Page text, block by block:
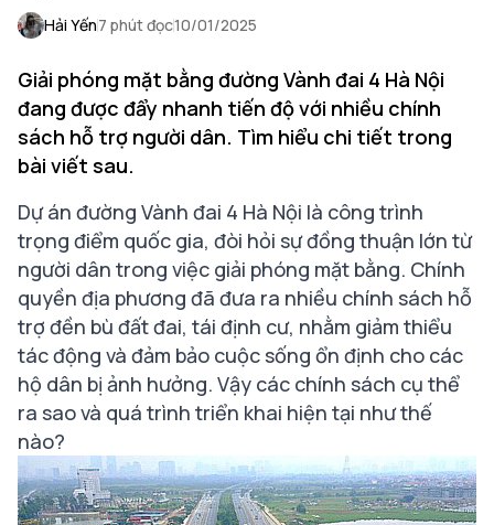
Hải Yến7 phút đọc10/01/2025
Giải phóng mặt bằng đường Vành đai 4 Hà Nội
đang được đẩy nhanh tiến độ với nhiều chính
sách hỗ trợ người dân. Tìm hiểu chi tiết trong
bài viết sau.
Dự án đường Vành đai 4 Hà Nội là công trình
trọng điểm quốc gia, đòi hỏi sự đồng thuận lớn từ
người dân trong việc giải phóng mặt bằng. Chính
quyền địa phương đã đưa ra nhiều chính sách hỗ
trợ đền bù đất đai, tái định cư, nhằm giảm thiểu
tác động và đảm bảo cuộc sống ổn định cho các
hộ dân bị ảnh hưởng. Vậy các chính sách cụ thể
ra sao và quá trình triển khai hiện tại như thế
nào?